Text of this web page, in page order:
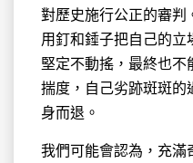
對歷史施行公正的審判
用釘和錘子把自己的立
堅定不動搖，最終也不
揣度，自己劣跡斑斑的
身而退。
我們可能會認為，充滿